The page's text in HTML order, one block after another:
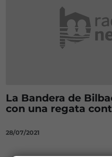
La Bandera de
con una regata
28/07/2021